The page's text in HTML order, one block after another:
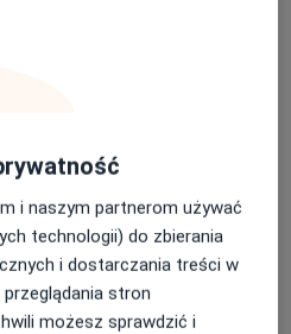
Implantologia
otwiera się w nowej karcie
umawiać wizyt przez
i naszym partnerom używać
technologii) do zbierania
i dostarczania treści w
stron
możesz sprawdzić i